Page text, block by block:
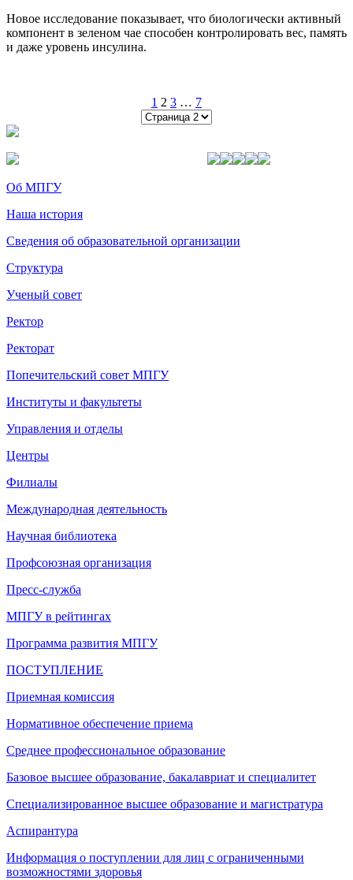
Новое исследование показывает, что биологически активный
компонент в зеленом чае способен контролировать вес, память
и даже уровень инсулина.
1 2 3 … 7
Об МПГУ
Наша история
Сведения об образовательной организации
Структура
Ученый совет
Ректор
Ректорат
Попечительский совет МПГУ
Институты и факультеты
Управления и отделы
Центры
Филиалы
Международная деятельность
Научная библиотека
Профсоюзная организация
Пресс-служба
МПГУ в рейтингах
Программа развития МПГУ
ПОСТУПЛЕНИЕ
Приемная комиссия
Нормативное обеспечение приема
Среднее профессиональное образование
Базовое высшее образование, бакалавриат и специалитет
Специализированное высшее образование и магистратура
Аспирантура
Информация о поступлении для лиц с ограниченными
возможностями здоровья